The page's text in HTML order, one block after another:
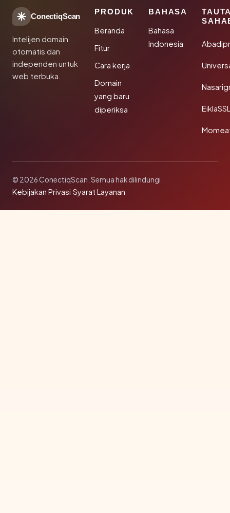
ConectiqScan
Intelijen domain
otomatis dan
independen untuk
web terbuka.
PRODUK
Beranda
Fitur
Cara kerja
Domain
yang baru
diperiksa
BAHASA
Bahasa
Indonesia
© 2026 ConectiqScan. Semua hak dilindungi.
Kebijakan Privasi·Syarat Layanan